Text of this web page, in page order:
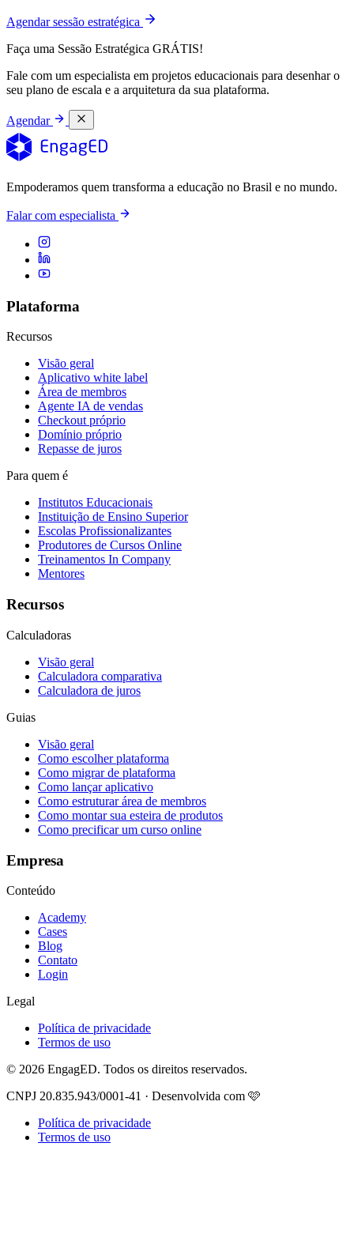
Agendar sessão estratégica
Faça uma Sessão Estratégica GRÁTIS!
Fale com um especialista em projetos educacionais para desenhar o
seu plano de escala e a arquitetura da sua plataforma.
Agendar
Empoderamos quem transforma a educação no Brasil e no mundo.
Falar com especialista
Plataforma
Recursos
Visão geral
Aplicativo white label
Área de membros
Agente IA de vendas
Checkout próprio
Domínio próprio
Repasse de juros
Para quem é
Institutos Educacionais
Instituição de Ensino Superior
Escolas Profissionalizantes
Produtores de Cursos Online
Treinamentos In Company
Mentores
Recursos
Calculadoras
Visão geral
Calculadora comparativa
Calculadora de juros
Guias
Visão geral
Como escolher plataforma
Como migrar de plataforma
Como lançar aplicativo
Como estruturar área de membros
Como montar sua esteira de produtos
Como precificar um curso online
Empresa
Conteúdo
Academy
Cases
Blog
Contato
Login
Legal
Política de privacidade
Termos de uso
© 2026 EngagED. Todos os direitos reservados.
CNPJ 20.835.943/0001-41 · Desenvolvida com 🩷
Política de privacidade
Termos de uso